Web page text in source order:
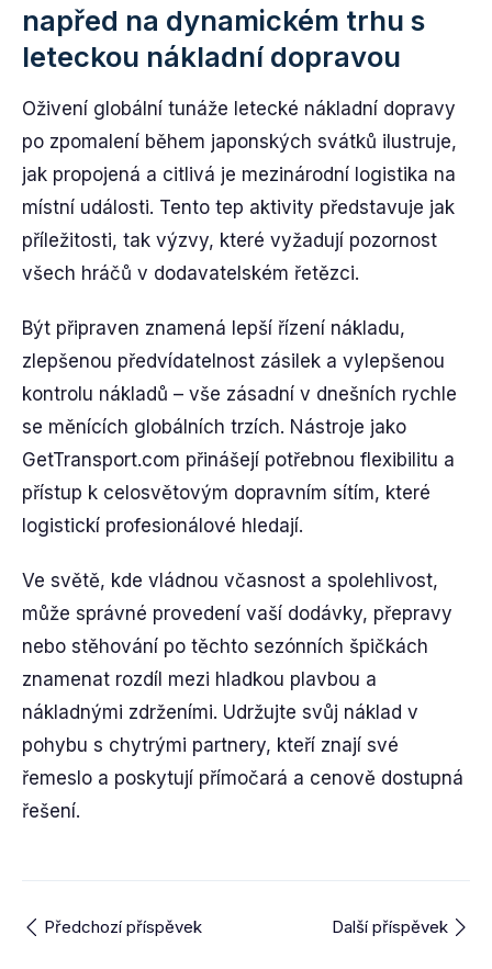
napřed na dynamickém trhu s
leteckou nákladní dopravou
Oživení globální tunáže letecké nákladní dopravy
po zpomalení během japonských svátků ilustruje,
jak propojená a citlivá je mezinárodní logistika na
místní události. Tento tep aktivity představuje jak
příležitosti, tak výzvy, které vyžadují pozornost
všech hráčů v dodavatelském řetězci.
Být připraven znamená lepší řízení nákladu,
zlepšenou předvídatelnost zásilek a vylepšenou
kontrolu nákladů – vše zásadní v dnešních rychle
se měnících globálních trzích. Nástroje jako
GetTransport.com přinášejí potřebnou flexibilitu a
přístup k celosvětovým dopravním sítím, které
logistickí profesionálové hledají.
Ve světě, kde vládnou včasnost a spolehlivost,
může správné provedení vaší dodávky, přepravy
nebo stěhování po těchto sezónních špičkách
znamenat rozdíl mezi hladkou plavbou a
nákladnými zdrženími. Udržujte svůj náklad v
pohybu s chytrými partnery, kteří znají své
řemeslo a poskytují přímočará a cenově dostupná
řešení.
Předchozí příspěvek Další příspěvek